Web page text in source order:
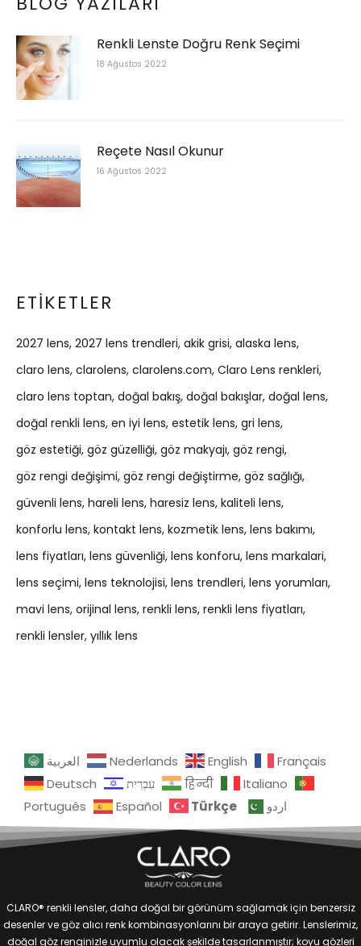
Renkli Lenste Doğru Renk Seçimi
18 Ağustos 2022
Reçete Nasıl Okunur
16 Ağustos 2022
ETIKETLER
2027 lens 2027 lens trendleri akik grisi alaska lens
claro lens clarolens clarolens.com Claro Lens renkleri
claro lens toptan doğal bakış doğal bakışlar doğal lens
doğal renkli lens en iyi lens estetik lens gri lens
göz estetiği göz güzelliği göz makyajı göz rengi
göz rengi değişimi göz rengi değiştirme göz sağlığı
güvenli lens hareli lens haresiz lens kaliteli lens
konforlu lens kontakt lens kozmetik lens lens bakımı
lens fiyatları lens güvenliği lens konforu lens markalari
lens seçimi lens teknolojisi lens trendleri lens yorumları
mavi lens orijinal lens renkli lens renkli lens fiyatları
renkli lensler yıllık lens
العربية Nederlands English
Français
Deutsch
עִבְרִית हिन्दी
Italiano
Português
Español Türkçe اردو
CLARO® renkli lensler, daha doğal bir görünüm sağlamak için benzersiz
desenler ve göz alıcı renk kombinasyonlarını bir araya getirir. Lenslerimiz,
doğal göz renginizle uyumlu olacak şekilde tasarlanmıştır; koyu gözleri